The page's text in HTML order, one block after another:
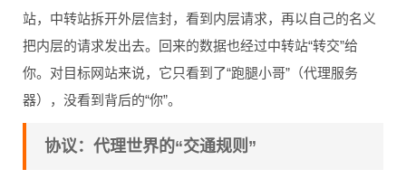
站，中转站拆开外层信封，看到内层请求，再以自己的名义
把内层的请求发出去。回来的数据也经过中转站“转交”给
你。对目标网站来说，它只看到了“跑腿小哥”（代理服务
器），没看到背后的“你”。
协议：代理世界的“交通规则”